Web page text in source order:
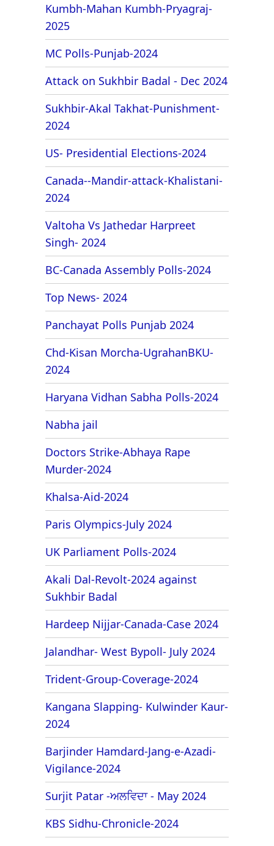
Kumbh-Mahan Kumbh-Pryagraj-
2025
MC Polls-Punjab-2024
Attack on Sukhbir Badal - Dec 2024
Sukhbir-Akal Takhat-Punishment-
2024
US- Presidential Elections-2024
Canada--Mandir-attack-Khalistani-
2024
Valtoha Vs Jathedar Harpreet
Singh- 2024
BC-Canada Assembly Polls-2024
Top News- 2024
Panchayat Polls Punjab 2024
Chd-Kisan Morcha-UgrahanBKU-
2024
Haryana Vidhan Sabha Polls-2024
Nabha jail
Doctors Strike-Abhaya Rape
Murder-2024
Khalsa-Aid-2024
Paris Olympics-July 2024
UK Parliament Polls-2024
Akali Dal-Revolt-2024 against
Sukhbir Badal
Hardeep Nijjar-Canada-Case 2024
Jalandhar- West Bypoll- July 2024
Trident-Group-Coverage-2024
Kangana Slapping- Kulwinder Kaur-
2024
Barjinder Hamdard-Jang-e-Azadi-
Vigilance-2024
Surjit Patar -ਅਲਵਿਦਾ - May 2024
KBS Sidhu-Chronicle-2024